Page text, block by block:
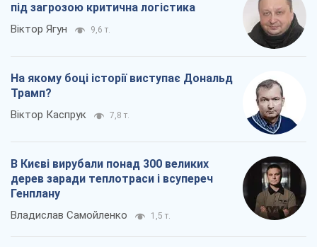
під загрозою критична логістика
Віктор Ягун 9,6 т.
На якому боці історії виступає Дональд
Трамп?
Віктор Каспрук 7,8 т.
В Києві вирубали понад 300 великих
дерев заради теплотраси і всупереч
Генплану
Владислав Самойленко 1,5 т.